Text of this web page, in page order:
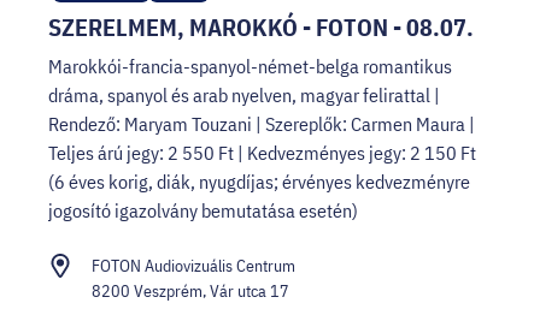
SZERELMEM, MAROKKÓ - FOTON - 08.07.
Marokkói-francia-spanyol-német-belga romantikus
dráma, spanyol és arab nyelven, magyar felirattal |
Rendező: Maryam Touzani | Szereplők: Carmen Maura |
Teljes árú jegy: 2 550 Ft | Kedvezményes jegy: 2 150 Ft
(6 éves korig, diák, nyugdíjas; érvényes kedvezményre
jogosító igazolvány bemutatása esetén)
FOTON Audiovizuális Centrum
8200 Veszprém, Vár utca 17